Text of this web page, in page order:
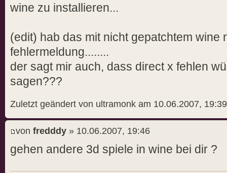
wine zu installieren...
(edit) hab das mit nicht gepatchtem wine
fehlermeldung........
der sagt mir auch, dass direct x fehlen
sagen???
Zuletzt geändert von ultramonk am 10.06.2007,
von fredddy » 10.06.2007, 19:46
gehen andere 3d spiele in wine bei dir ?